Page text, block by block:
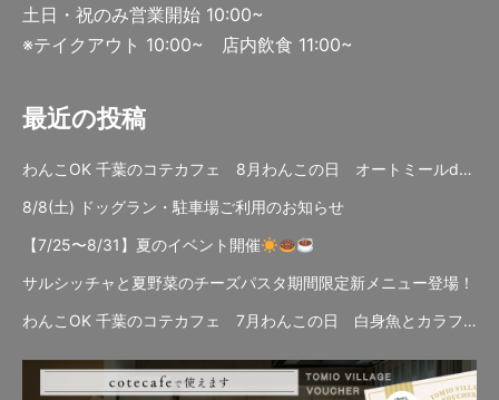
土日・祝のみ営業開始 10:00~
※テイクアウト 10:00~ 店内飲食 11:00~
最近の投稿
わんこOK 千葉のコテカフェ 8月わんこの日 オートミールdeローストビーフライス
8/8(土) ドッグラン・駐車場ご利用のお知らせ
【7/25〜8/31】夏のイベント開催
サルシッチャと夏野菜のチーズパスタ期間限定新メニュー登場！
わんこOK 千葉のコテカフェ 7月わんこの日 白身魚とカラフルやさいのオムレツ